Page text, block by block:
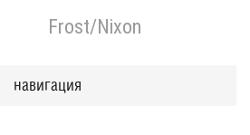
Frost/Nixon
навигация